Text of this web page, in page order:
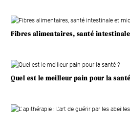
Fibres alimentaires, santé
Quel est le meilleur pain pour la